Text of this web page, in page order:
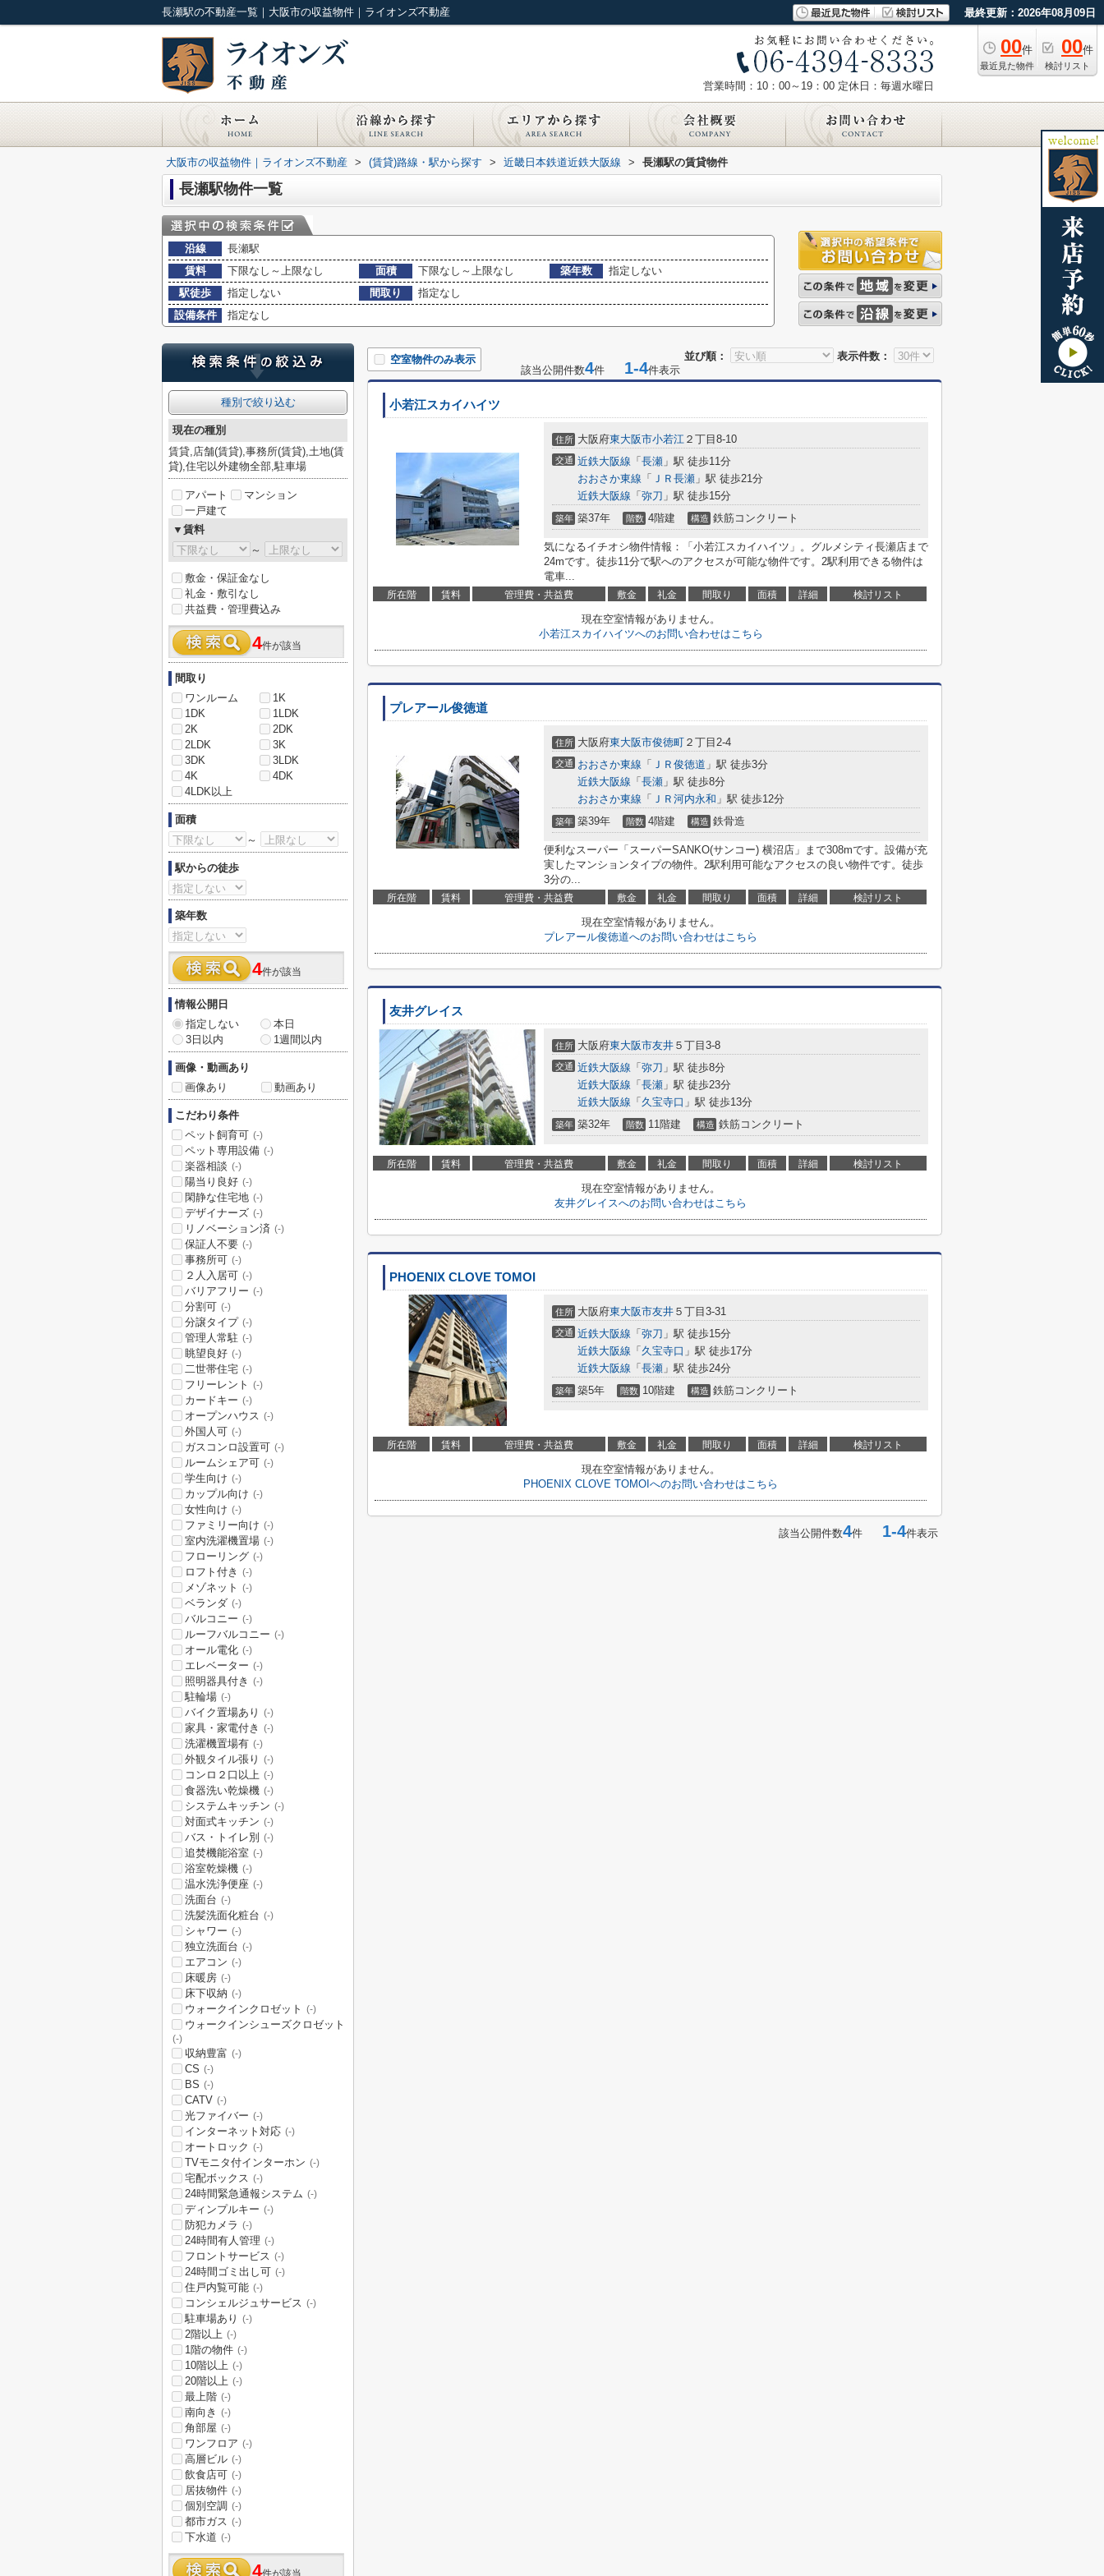
長瀬駅の不動産一覧｜大阪市の収益物件｜ライオンズ不動産 最終更新：2026年08月09日
00件
最近見た物件
00件
検討リスト
営業時間：10：00～19：00 定休日：毎週水曜日
大阪市の収益物件｜ライオンズ不動産 > (賃貸)路線・駅から探す > 近畿日本鉄道近鉄大阪線 > 長瀬駅の賃貸物件
長瀬駅物件一覧
沿線
長瀬駅
賃料
下限なし～上限なし 面積 下限なし～上限なし 築年数
指定しない
駅徒歩
指定しない 間取り
指定なし
設備条件
指定なし
並び順： 表示件数：
空室物件のみ表示
該当公開件数4件 1-4件表示
小若江スカイハイツ
住所 大阪府東大阪市小若江 ２丁目8-10
交通 近鉄大阪線 「 長瀬 」駅 徒歩11分
おおさか東線 「 ＪＲ長瀬 」駅 徒歩21分
近鉄大阪線 「 弥刀 」駅 徒歩15分
築年 築37年 階数 4階建 構造 鉄筋コンクリート
気になるイチオシ物件情報：「小若江スカイハイツ」。グルメシティ長瀬店まで
24mです。徒歩11分で駅へのアクセスが可能な物件です。2駅利用できる物件は
電車...
所在階 賃料 管理費・共益費 敷金 礼金 間取り 面積 詳細 検討リスト
現在空室情報がありません。
小若江スカイハイツへのお問い合わせはこちら
プレアール俊徳道
住所 大阪府東大阪市俊徳町 ２丁目2-4
交通 おおさか東線 「 ＪＲ俊徳道 」駅 徒歩3分
近鉄大阪線 「 長瀬 」駅 徒歩8分
おおさか東線 「 ＪＲ河内永和 」駅 徒歩12分
築年 築39年 階数 4階建 構造 鉄骨造
便利なスーパー「スーパーSANKO(サンコー) 横沼店」まで308mです。設備が充
実したマンションタイプの物件。2駅利用可能なアクセスの良い物件です。徒歩
3分の...
所在階 賃料 管理費・共益費 敷金 礼金 間取り 面積 詳細 検討リスト
現在空室情報がありません。
プレアール俊徳道へのお問い合わせはこちら
友井グレイス
住所 大阪府東大阪市友井 ５丁目3-8
交通 近鉄大阪線 「 弥刀 」駅 徒歩8分
近鉄大阪線 「 長瀬 」駅 徒歩23分
近鉄大阪線 「 久宝寺口 」駅 徒歩13分
築年 築32年 階数 11階建 構造 鉄筋コンクリート
所在階 賃料 管理費・共益費 敷金 礼金 間取り 面積 詳細 検討リスト
現在空室情報がありません。
友井グレイスへのお問い合わせはこちら
PHOENIX CLOVE TOMOI
住所 大阪府東大阪市友井 ５丁目3-31
交通 近鉄大阪線 「 弥刀 」駅 徒歩15分
近鉄大阪線 「 久宝寺口 」駅 徒歩17分
近鉄大阪線 「 長瀬 」駅 徒歩24分
築年 築5年 階数 10階建 構造 鉄筋コンクリート
所在階 賃料 管理費・共益費 敷金 礼金 間取り 面積 詳細 検討リスト
現在空室情報がありません。
PHOENIX CLOVE TOMOIへのお問い合わせはこちら
該当公開件数4件 1-4件表示
種別で絞り込む
現在の種別
賃貸,店舗(賃貸),事務所(賃貸),土地(賃
貸),住宅以外建物全部,駐車場
アパート
マンション
一戸建て
▼賃料
～
敷金・保証金なし
礼金・敷引なし
共益費・管理費込み
4件が該当
間取り
ワンルーム
1K
1DK
1LDK
2K
2DK
2LDK
3K
3DK
3LDK
4K
4DK
4LDK以上
面積
～
駅からの徒歩
築年数
4件が該当
情報公開日
指定しない
本日
3日以内
1週間以内
画像・動画あり
画像あり
動画あり
こだわり条件
ペット飼育可 (-)
ペット専用設備 (-)
楽器相談 (-)
陽当り良好 (-)
閑静な住宅地 (-)
デザイナーズ (-)
リノベーション済 (-)
保証人不要 (-)
事務所可 (-)
２人入居可 (-)
バリアフリー (-)
分割可 (-)
分譲タイプ (-)
管理人常駐 (-)
眺望良好 (-)
二世帯住宅 (-)
フリーレント (-)
カードキー (-)
オープンハウス (-)
外国人可 (-)
ガスコンロ設置可 (-)
ルームシェア可 (-)
学生向け (-)
カップル向け (-)
女性向け (-)
ファミリー向け (-)
室内洗濯機置場 (-)
フローリング (-)
ロフト付き (-)
メゾネット (-)
ベランダ (-)
バルコニー (-)
ルーフバルコニー (-)
オール電化 (-)
エレベーター (-)
照明器具付き (-)
駐輪場 (-)
バイク置場あり (-)
家具・家電付き (-)
洗濯機置場有 (-)
外観タイル張り (-)
コンロ２口以上 (-)
食器洗い乾燥機 (-)
システムキッチン (-)
対面式キッチン (-)
バス・トイレ別 (-)
追焚機能浴室 (-)
浴室乾燥機 (-)
温水洗浄便座 (-)
洗面台 (-)
洗髪洗面化粧台 (-)
シャワー (-)
独立洗面台 (-)
エアコン (-)
床暖房 (-)
床下収納 (-)
ウォークインクロゼット (-)
ウォークインシューズクロゼット
(-)
収納豊富 (-)
CS (-)
BS (-)
CATV (-)
光ファイバー (-)
インターネット対応 (-)
オートロック (-)
TVモニタ付インターホン (-)
宅配ボックス (-)
24時間緊急通報システム (-)
ディンプルキー (-)
防犯カメラ (-)
24時間有人管理 (-)
フロントサービス (-)
24時間ゴミ出し可 (-)
住戸内覧可能 (-)
コンシェルジュサービス (-)
駐車場あり (-)
2階以上 (-)
1階の物件 (-)
10階以上 (-)
20階以上 (-)
最上階 (-)
南向き (-)
角部屋 (-)
ワンフロア (-)
高層ビル (-)
飲食店可 (-)
居抜物件 (-)
個別空調 (-)
都市ガス (-)
下水道 (-)
4件が該当